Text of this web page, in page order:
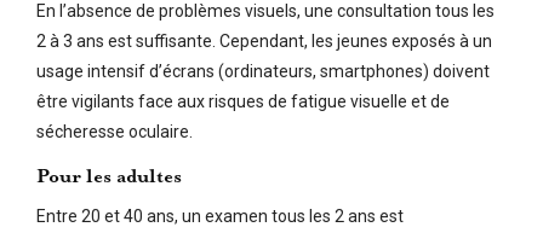
En l’absence de problèmes visuels, une consultation tous les
2 à 3 ans est suffisante. Cependant, les jeunes exposés à un
usage intensif d’écrans (ordinateurs, smartphones) doivent
être vigilants face aux risques de fatigue visuelle et de
sécheresse oculaire.
Pour les adultes
Entre 20 et 40 ans, un examen tous les 2 ans est